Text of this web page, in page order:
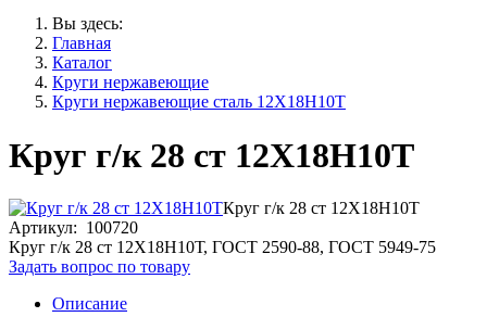
Вы здесь:
Главная
Каталог
Круги нержавеющие
Круги нержавеющие сталь 12Х18Н10Т
Круг г/к 28 ст 12Х18Н10Т
Круг г/к 28 ст 12Х18Н10Т
Артикул: 100720
Круг г/к 28 ст 12Х18Н10Т, ГОСТ 2590-88, ГОСТ 5949-75
Задать вопрос по товару
Описание